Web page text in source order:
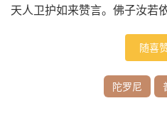
天人卫护如来赞言。佛子汝若
随喜
陀罗尼